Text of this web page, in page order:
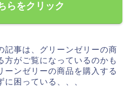
らをクリック
記事は、グリーンゼリーの商
方がご覧になっているのかも
ーンゼリーの商品を購入する
困っている、、、